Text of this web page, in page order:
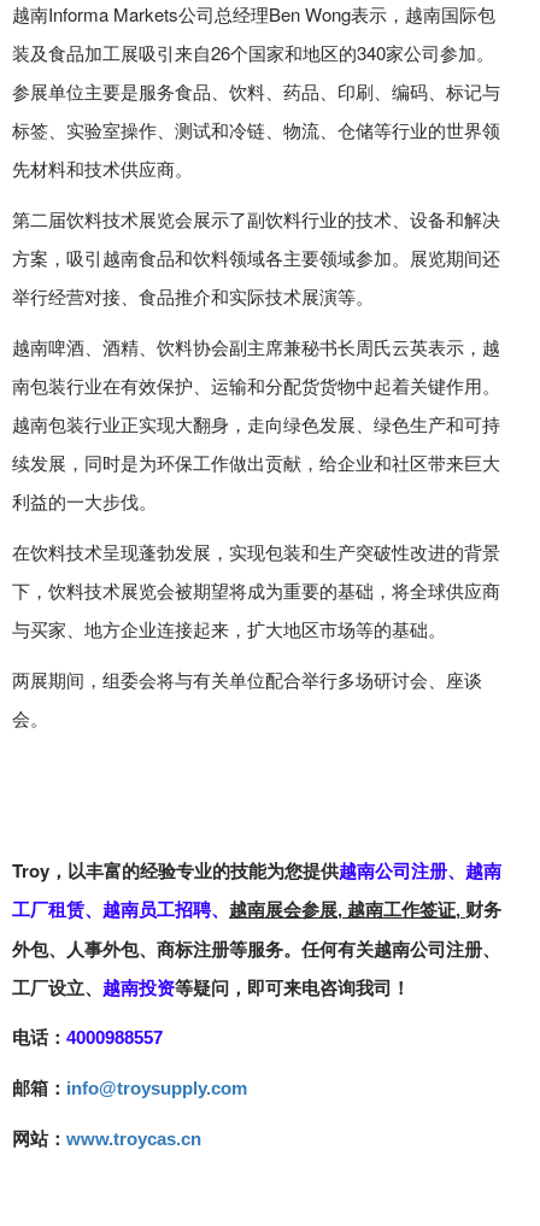
越南Informa Markets公司总经理Ben Wong表示，越南国际包
装及食品加工展吸引来自26个国家和地区的340家公司参加。
参展单位主要是服务食品、饮料、药品、印刷、编码、标记与
标签、实验室操作、测试和冷链、物流、仓储等行业的世界领
先材料和技术供应商。
第二届饮料技术展览会展示了副饮料行业的技术、设备和解决
方案，吸引越南食品和饮料领域各主要领域参加。展览期间还
举行经营对接、食品推介和实际技术展演等。
越南啤酒、酒精、饮料协会副主席兼秘书长周氏云英表示，越
南包装行业在有效保护、运输和分配货货物中起着关键作用。
越南包装行业正实现大翻身，走向绿色发展、绿色生产和可持
续发展，同时是为环保工作做出贡献，给企业和社区带来巨大
利益的一大步伐。
在饮料技术呈现蓬勃发展，实现包装和生产突破性改进的背景
下，饮料技术展览会被期望将成为重要的基础，将全球供应商
与买家、地方企业连接起来，扩大地区市场等的基础。
两展期间，组委会将与有关单位配合举行多场研讨会、座谈
会。
Troy ， 以丰富的经验专业的技能为您提供越南公司注册、 越南
工厂租赁、 越南员工招聘、 越南展会参展, 越南工作签证, 财务
外包、人事外包、商标注册等服务。 任何有关越南公司注册、
工厂设立、 越南投资等疑问，即可来电咨询我司！
电话： 4000988557
邮箱： info@troysupply.com
网站： www.troycas.cn